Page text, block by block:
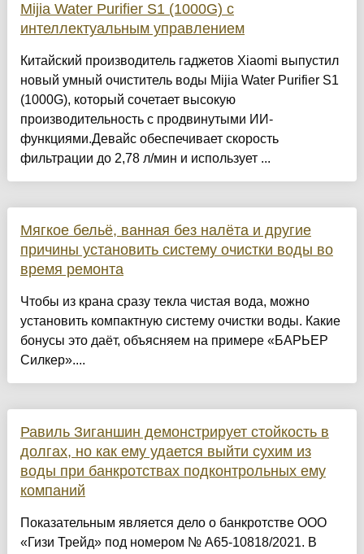
Mijia Water Purifier S1 (1000G) с
интеллектуальным управлением
Китайский производитель гаджетов Xiaomi выпустил
новый умный очиститель воды Mijia Water Purifier S1
(1000G), который сочетает высокую
производительность с продвинутыми ИИ-
функциями.Девайс обеспечивает скорость
фильтрации до 2,78 л/мин и использует ...
Мягкое бельё, ванная без налёта и другие
причины установить систему очистки воды во
время ремонта
Чтобы из крана сразу текла чистая вода, можно
установить компактную систему очистки воды. Какие
бонусы это даёт, объясняем на примере «БАРЬЕР
Силкер»....
Равиль Зиганшин демонстрирует стойкость в
долгах, но как ему удается выйти сухим из
воды при банкротствах подконтрольных ему
компаний
Показательным является дело о банкротстве ООО
«Гизи Трейд» под номером № А65-10818/2021. В